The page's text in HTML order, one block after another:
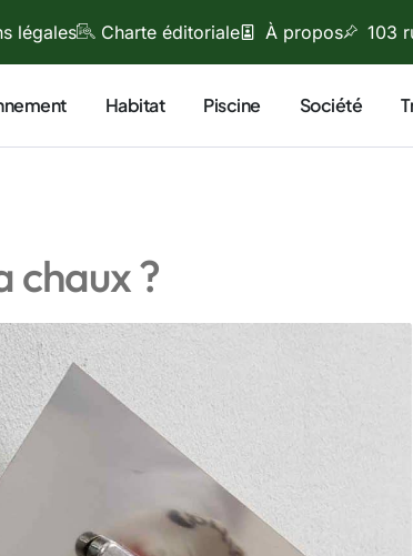
légales Charte éditoriale À propos 103
Habitat Piscine Société
chaux ?